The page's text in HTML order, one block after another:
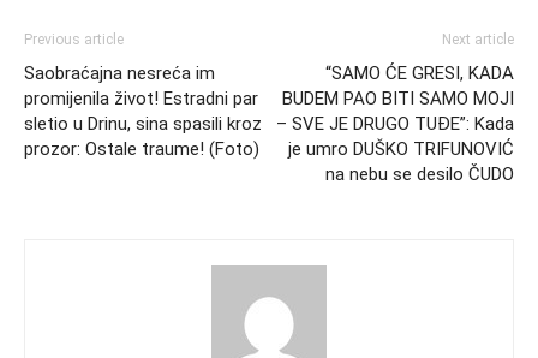
Previous article
Saobraćajna nesreća im
promijenila život! Estradni par
sletio u Drinu, sina spasili kroz
prozor: Ostale traume! (Foto)
Next article
“SAMO ĆE GRESI, KADA
BUDEM PAO BITI SAMO MOJI
– SVE JE DRUGO TUĐE”: Kada
je umro DUŠKO TRIFUNOVIĆ
na nebu se desilo ČUDO